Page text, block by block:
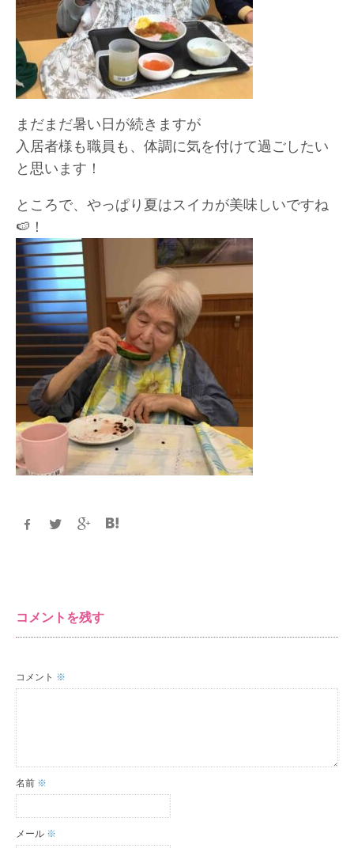
まだまだ暑い日が続きますが
入居者様も職員も、体調に気を付けて過ごしたい
と思います！
ところで、やっぱり夏はスイカが美味しいですね
🍉！
コメントを残す
コメント ※
名前 ※
メール ※